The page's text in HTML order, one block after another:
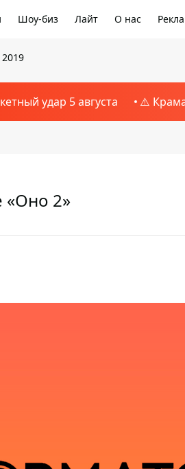
Шоу-биз Лайт О нас
удар 5 августа ⚠️
«Оно 2»